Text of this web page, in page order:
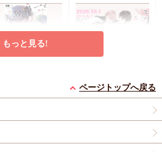
償特典・小冊子】
嶺の夫』12P小冊
レット 店舗共通
セブンティーンシロッ
プス（2）【有償特
ルスタンド】
ィーンシロップス
クリルスタンド コミ
もっと見る!
ページトップへ戻る